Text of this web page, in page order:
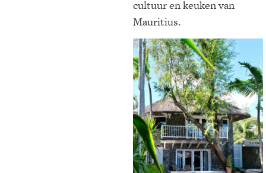
cultuur en keuken van
Mauritius.